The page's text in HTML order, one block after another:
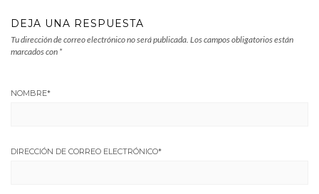
DEJA UNA RESPUESTA
Tu dirección de correo electrónico no será publicada. Los campos obligatorios están
marcados con *
NOMBRE*
DIRECCIÓN DE CORREO ELECTRÓNICO*